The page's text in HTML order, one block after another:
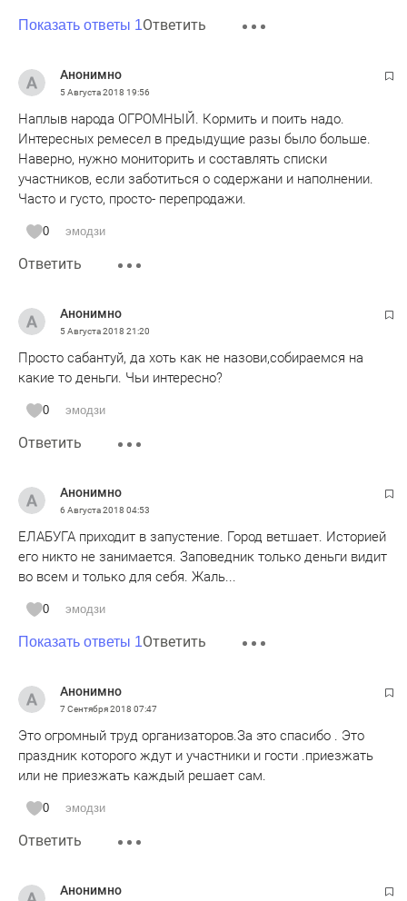
Показать ответы 1Ответить
Анонимно
5 Августа 2018 19:56
Наплыв народа ОГРОМНЫЙ. Кормить и поить надо.
Интересных ремесел в предыдущие разы было больше.
Наверно, нужно мониторить и составлять списки
участников, если заботиться о содержани и наполнении.
Часто и густо, просто- перепродажи.
0 эмодзи
Ответить
Анонимно
5 Августа 2018 21:20
Просто сабантуй, да хоть как не назови,собираемся на
какие то деньги. Чьи интересно?
0 эмодзи
Ответить
Анонимно
6 Августа 2018 04:53
ЕЛАБУГА приходит в запустение. Город ветшает. Историей
его никто не занимается. Заповедник только деньги видит
во всем и только для себя. Жаль...
0 эмодзи
Показать ответы 1Ответить
Анонимно
7 Сентября 2018 07:47
Это огромный труд организаторов.За это спасибо . Это
праздник которого ждут и участники и гости .приезжать
или не приезжать каждый решает сам.
0 эмодзи
Ответить
Анонимно